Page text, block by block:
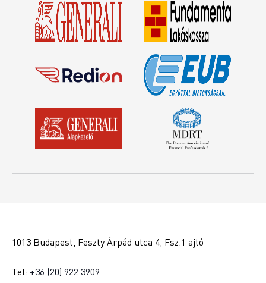
1013 Budapest, Feszty Árpád utca 4, Fsz.1 ajtó
Tel: +36 (20) 922 3909